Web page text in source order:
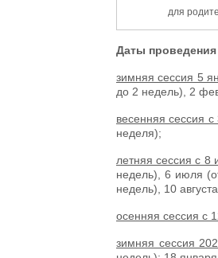
для
Даты проведения
зимняя сессия 5
до 2 недель), 2
весенняя сессия
неделя);
летняя сессия с 8
недель), 6 июля
недель), 10
осенняя сессия с
зимняя сессия